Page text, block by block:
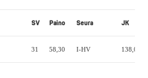
SV Paino Seura JK
31 58,30 I-HV 138,0